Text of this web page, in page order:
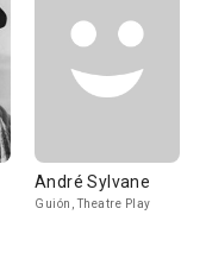
André Sylvane
Guión, Theatre Play